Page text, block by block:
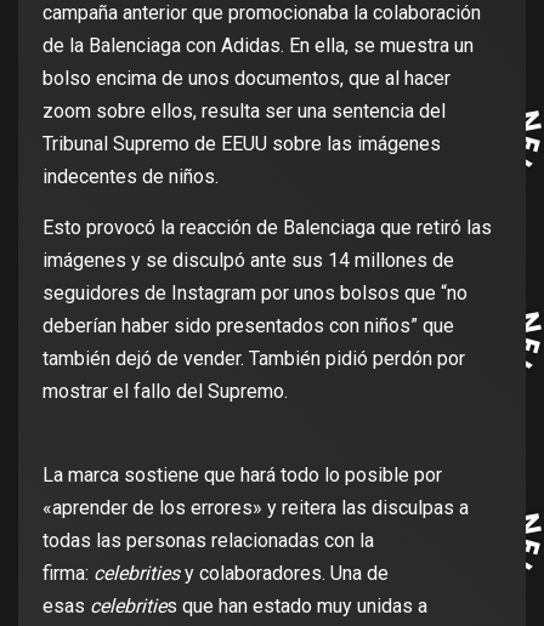
campaña anterior que promocionaba la colaboración
de la Balenciaga con Adidas. En ella, se muestra un
bolso encima de unos documentos, que al hacer
zoom sobre ellos, resulta ser una sentencia del
Tribunal Supremo de EEUU sobre las imágenes
indecentes de niños.
Esto provocó la reacción de Balenciaga que retiró las
imágenes y se disculpó ante sus 14 millones de
seguidores de Instagram por unos bolsos que “no
deberían haber sido presentados con niños” que
también dejó de vender. También pidió perdón por
mostrar el fallo del Supremo.
La marca sostiene que hará todo lo posible por
«aprender de los errores» y reitera las disculpas a
todas las personas relacionadas con la
firma: celebritiesy colaboradores. Una de
esas celebrities que han estado muy unidas a